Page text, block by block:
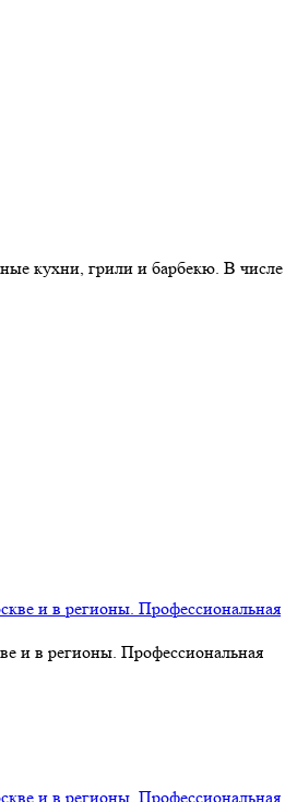
кухни, грили и барбекю. В числе
и в регионы. Профессиональная